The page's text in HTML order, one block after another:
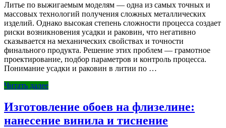
Литье по выжигаемым моделям — одна из самых точных и
массовых технологий получения сложных металлических
изделий. Однако высокая степень сложности процесса создает
риски возникновения усадки и раковин, что негативно
сказывается на механических свойствах и точности
финального продукта. Решение этих проблем — грамотное
проектирование, подбор параметров и контроль процесса.
Понимание усадки и раковин в литии по …
Читать далее
Изготовление обоев на флизелине:
нанесение винила и тиснение